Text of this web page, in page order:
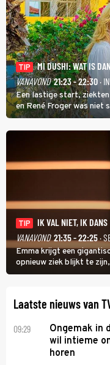
TIP
MI DUSHI: WAT IS
VANAVOND 21:23 - 22:30 ·
Een lastige start, ziekten
en René Froger was niet
Wat Is Dan Liefde?
uit vissen om het over
TIP
IK VAL NIET, IK DANS
VANAVOND 21:35 - 22:25·
Emma krijgt een
opnieuw ziek blijkt te
Ik Dans laat ze zien dat
Laatste nieuws van
09:29
Ongemak in
wil intieme
horen